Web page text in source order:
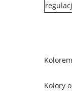
Kolory